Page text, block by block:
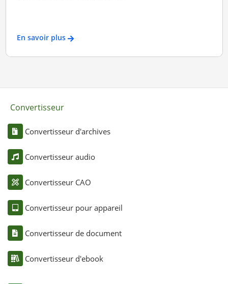
En savoir plus
Convertisseur
Convertisseur d'archives
Convertisseur audio
Convertisseur CAO
Convertisseur pour appareil
Convertisseur de document
Convertisseur d'ebook